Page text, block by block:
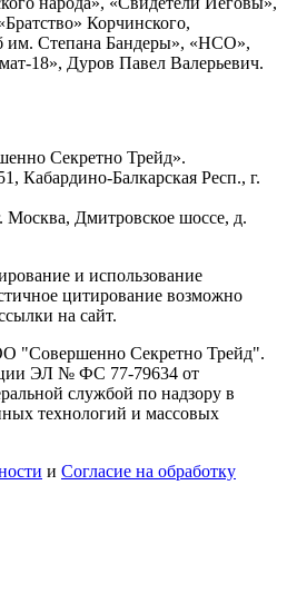
Корчинского,
им. Степана Бандеры», «НСО»,
18», Дуров Павел Валерьевич.
Секретно Трейд».
Кабардино-Балкарская Респ., г.
Москва, Дмитровское шоссе, д.
и использование
цитирование возможно
на сайт.
"Совершенно Секретно Трейд".
ЭЛ № ФС 77-79634 от
службой по надзору в
технологий и массовых
и Согласие на обработку